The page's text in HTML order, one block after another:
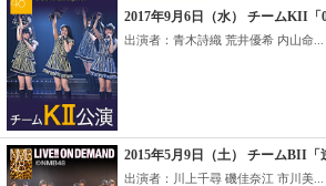
2017年9月6日（水） チームKII「
出演者：青木詩織 荒井優希 内山命...
2015年5月9日（土） チームBII「
出演者：川上千尋 磯佳奈江 市川美...